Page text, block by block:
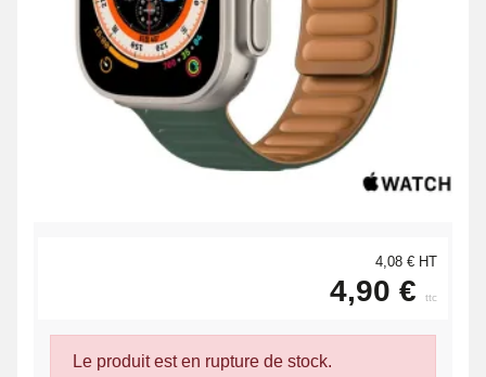
4,08 € HT
4,90 € ttc
Le produit est en rupture de stock.